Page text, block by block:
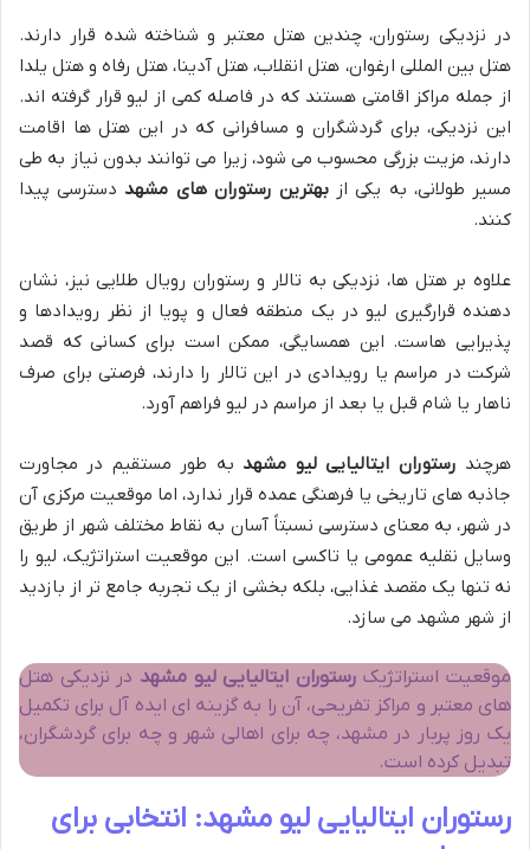
در نزدیکی رستوران، چندین هتل معتبر و شناخته شده قرار دارند.
هتل بین المللی ارغوان، هتل انقلاب، هتل آدینا، هتل رفاه و هتل یلدا
از جمله مراکز اقامتی هستند که در فاصله کمی از لیو قرار گرفته اند.
این نزدیکی، برای گردشگران و مسافرانی که در این هتل ها اقامت
دارند، مزیت بزرگی محسوب می شود، زیرا می توانند بدون نیاز به طی
مسیر طولانی، به یکی از بهترین رستوران های مشهددسترسی پیدا
کنند.
علاوه بر هتل ها، نزدیکی به تالار و رستوران رویال طلایی نیز، نشان
دهنده قرارگیری لیو در یک منطقه فعال و پویا از نظر رویدادها و
پذیرایی هاست. این همسایگی، ممکن است برای کسانی که قصد
شرکت در مراسم یا رویدادی در این تالار را دارند، فرصتی برای صرف
ناهار یا شام قبل یا بعد از مراسم در لیو فراهم آورد.
هرچند رستوران ایتالیایی لیو مشهدبه طور مستقیم در مجاورت
جاذبه های تاریخی یا فرهنگی عمده قرار ندارد، اما موقعیت مرکزی آن
در شهر، به معنای دسترسی نسبتاً آسان به نقاط مختلف شهر از طریق
وسایل نقلیه عمومی یا تاکسی است. این موقعیت استراتژیک، لیو را
نه تنها یک مقصد غذایی، بلکه بخشی از یک تجربه جامع تر از بازدید
از شهر مشهد می سازد.
موقعیت استراتژیکرستوران ایتالیایی لیو مشهد در نزدیکی هتل
های معتبر و مراکز تفریحی، آن را به گزینه ای ایده آل برای تکمیل
یک روز پربار در مشهد، چه برای اهالی شهر و چه برای گردشگران،
تبدیل کرده است.
رستوران ایتالیایی لیو مشهد: انتخابی برای